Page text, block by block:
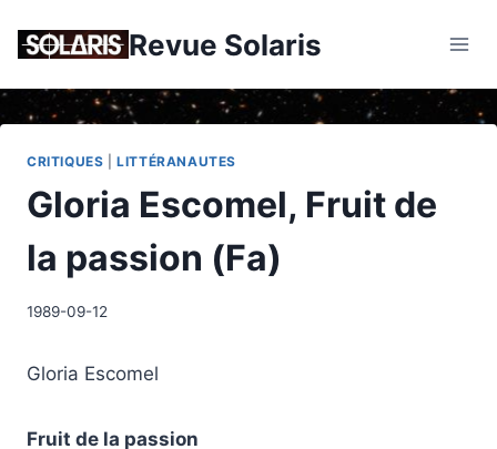
Revue Solaris
CRITIQUES |LITTÉRANAUTES
Gloria Escomel, Fruit de
la passion (Fa)
1989-09-12
Gloria Escomel
Fruit de la passion